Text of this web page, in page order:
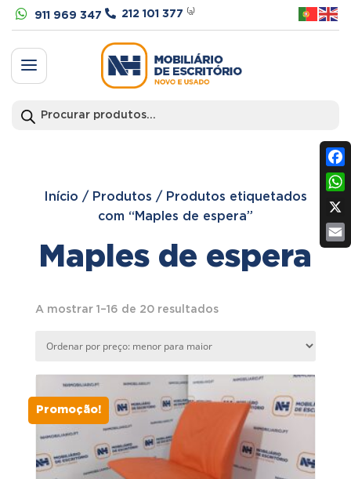
 911 969 347  212 101 377 ⁽ᵃ⁾
a
search
Início / Produtos / Produtos etiquetados
com “Maples de espera”
Maples de espera
A mostrar 1–16 de 20 resultadosOrdenado
maior
Promoção!
X